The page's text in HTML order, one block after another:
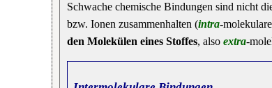
Schwache chemische Bindungen sind nicht
bzw. Ionen zusammenhalten (intra-
den Molekülen eines Stoffes, alsoextra-